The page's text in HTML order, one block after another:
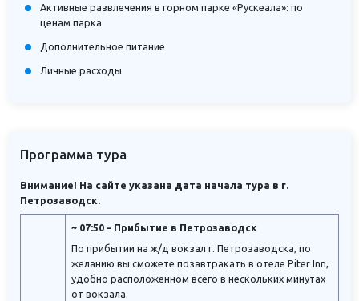
Активные развлечения в горном парке «Рускеала»: по
ценам парка
Дополнительное питание
Личные расходы
Программа тура
Внимание! На сайте указана дата начала тура в г.
Петрозаводск.
~ 07:50 – Прибытие в Петрозаводск
По прибытии на ж/д вокзал г. Петрозаводска, по
желанию вы сможете позавтракать в отеле Piter Inn,
удобно расположенном всего в нескольких минутах
от вокзала.